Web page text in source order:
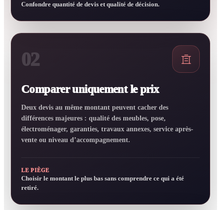
Confondre quantité de devis et qualité de décision.
02
Comparer uniquement le prix
Deux devis au même montant peuvent cacher des
différences majeures : qualité des meubles, pose,
électroménager, garanties, travaux annexes, service après-
vente ou niveau d’accompagnement.
LE PIÈGE
Choisir le montant le plus bas sans comprendre ce qui a été
retiré.